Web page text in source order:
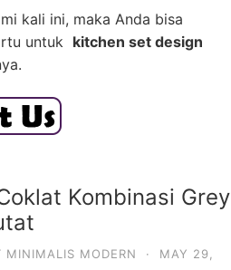
kali ini, maka Anda bisa
untuk kitchen set design
Kombinasi Grey
MINIMALIS MODERN ·
MAY 29,